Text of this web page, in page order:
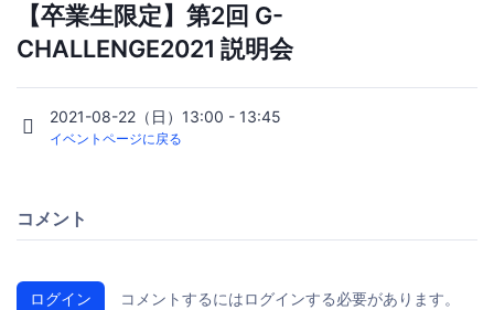
【卒業生限定】第2回 G-
CHALLENGE2021 説明会
2021-08-22（日）13:00 - 13:45
イベントページに戻る
コメント
ログイン コメントするにはログインする必要があります。